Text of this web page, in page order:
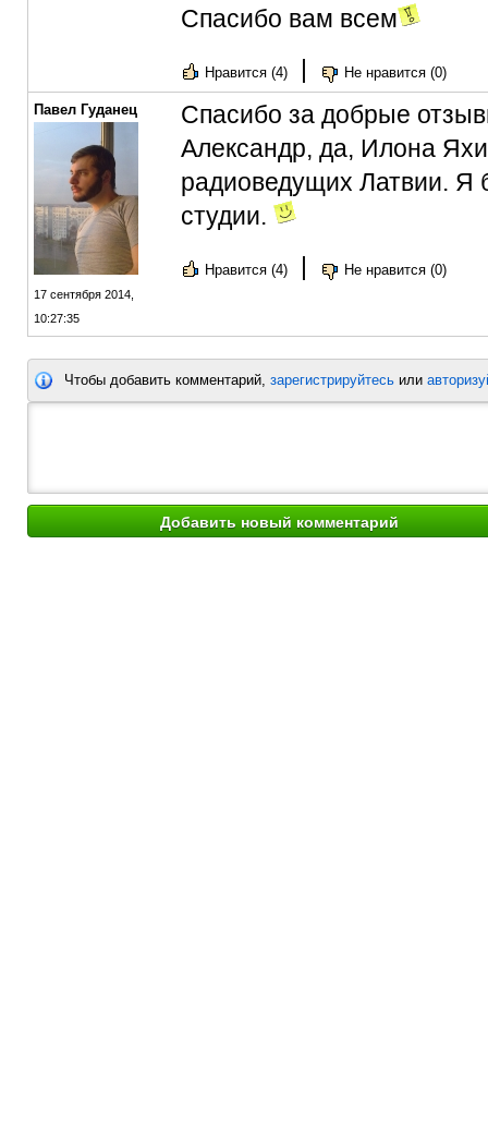
Спасибо вам всем
Нравится (4) | Не нравится (0)
Павел Гуданец
17 сентября 2014,
10:27:35
Спасибо за добрые
Александр, да, Илона
радиоведущих Латвии. Я
студии.
Нравится (4) | Не нравится (0)
Чтобы добавить комментарий, зарегистрируйтесь или